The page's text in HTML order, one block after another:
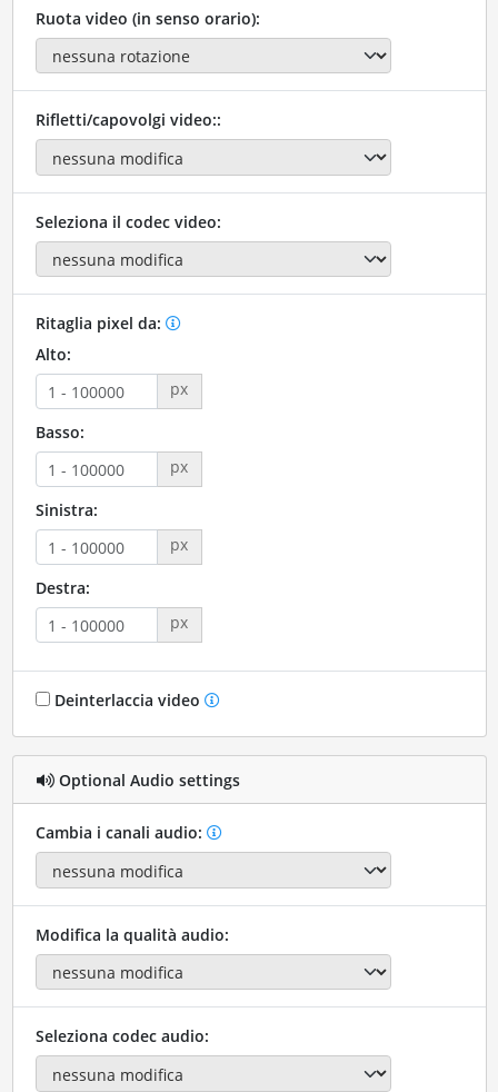
Ruota video (in senso orario):
Rifletti/capovolgi video::
Seleziona il codec video:
Ritaglia pixel da:
Alto:
px
Basso:
px
Sinistra:
px
Destra:
px
Deinterlaccia video
Optional Audio settings
Cambia i canali audio:
Modifica la qualità audio:
Seleziona codec audio: